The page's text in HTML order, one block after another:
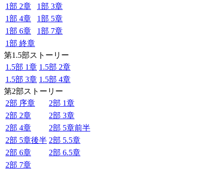
1部 2章
1部 3章
1部 4章
1部 5章
1部 6章
1部 7章
1部 終章
第1.5部ストーリー
1.5部 1章 1.5部 2章
1.5部 3章 1.5部 4章
第2部ストーリー
2部 序章
2部 1章
2部 2章
2部 3章
2部 4章
2部 5章前半
2部 5章後半 2部 5.5章
2部 6章
2部 6.5章
2部 7章